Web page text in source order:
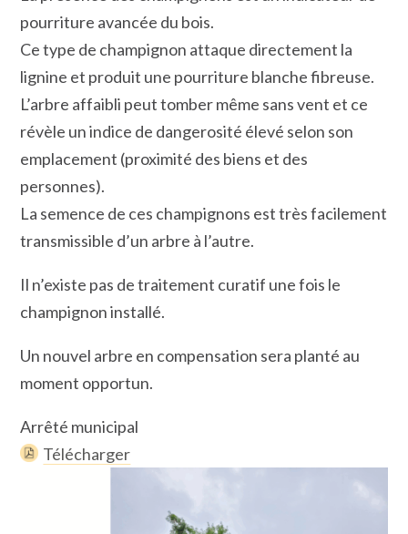
pourriture avancée du bois.
Ce type de champignon attaque directement la
lignine et produit une pourriture blanche fibreuse.
L’arbre affaibli peut tomber même sans vent et ce
révèle un indice de dangerosité élevé selon son
emplacement (proximité des biens et des
personnes).
La semence de ces champignons est très facilement
transmissible d’un arbre à l’autre.
Il n’existe pas de traitement curatif une fois le
champignon installé.
Un nouvel arbre en compensation sera planté au
moment opportun.
Arrêté municipal
Télécharger